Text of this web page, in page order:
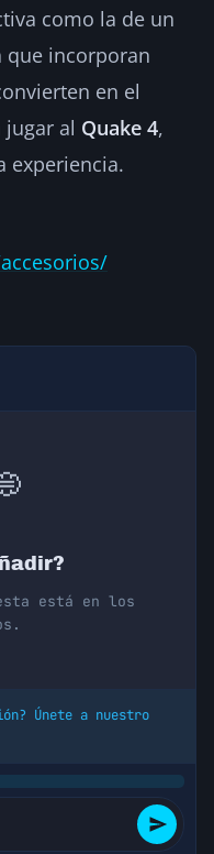
como la de un
que incorporan
en el
jugar al Quake 4,
experiencia.
está en los
Únete a nuestro